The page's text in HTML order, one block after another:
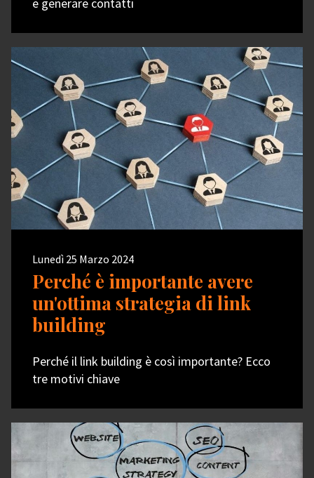
Lunedì 25 Marzo 2024
Perché è importante avere
un'ottima strategia di link
building
Perché il link building è così importante? Ecco
tre motivi chiave